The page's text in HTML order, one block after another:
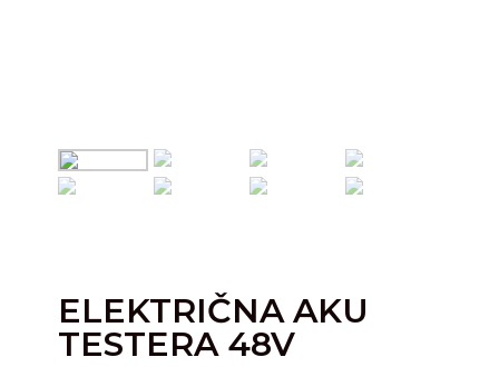
ELEKTRIČNA AKU
TESTERA 48V